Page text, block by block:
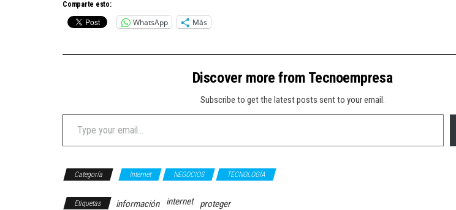
Comparte esto:
WhatsApp Más
Discover more from Tecnoempresa
Subscribe to get the latest posts sent to your email.
Type your email…
Categoría Internet NEGOCIOS TECNOLOGÍA
Etiquetas información internet proteger